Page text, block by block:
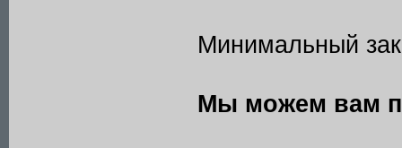
Минимальный
Мы можем вам